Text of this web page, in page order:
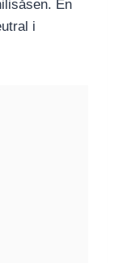
En
i